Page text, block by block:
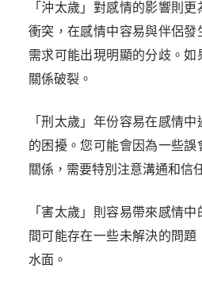
「沖太歲」對感情的影響則
衝突，在感情中容易與伴侶發
需求可能出現明顯的分歧。如
關係破裂。
「刑太歲」年份容易在感情
的困擾。您可能會因為一些
關係，需要特別注意溝通和信
「害太歲」則容易帶來感情
間可能存在一些未解決的問
水面。